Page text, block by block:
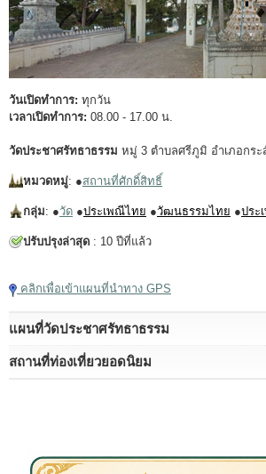
วันเปิดทำการ: ทุกวัน
เวลาเปิดทำการ: 08.00 - 17.00 น.
วัดประชาศรัทธาธรรม หมู่ 3 ตำบลศรีภูมิ อำเภอกระ
หมวดหมู่: ●สถานที่ศักดิ์สิทธิ์
กลุ่ม: ●วัด ●ประเพณีไทย ●วัฒนธรรมไทย ●ประ
ปรับปรุงล่าสุด : 10 ปีที่แล้ว
คลิกเพื่อเข้าแผนที่นำทาง GPS
แผนที่วัดประชาศรัทธาธรรม
สถานที่ท่องเที่ยวยอดนิยม